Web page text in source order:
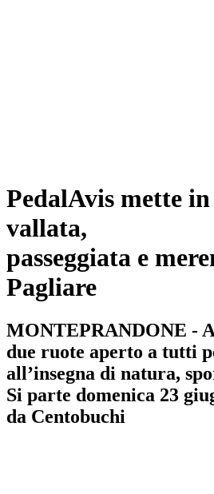
PedalAvis mette
vallata,
passeggiata e
Pagliare
MONTEPRANDONE -
due ruote aperto a tutti
all’insegna di natura,
Si parte domenica 23
da Centobuchi